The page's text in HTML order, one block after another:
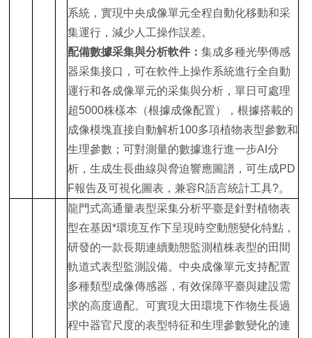
系統，實現中央成像單元全程自動化移動和采
集運行，減少人工操作誤差。
配備數據采集與分析軟件：集成多種光學傳感
器采集接口，可在軟件上操作系統進行全自動
運行和各成像單元的采集與分析，單日可處理
超5000株樣本（根據成像配置），根據搭載的
成像模塊直接自動解析100多項植物表型參數和
生理參數；可對測量的數據進行進一步AI分
析，生成生長曲線與脅迫響應圖譜，可生成PD
F報告及可視化圖表，兼容R語言統計工具?。
龍門式高通量表型采集分析平臺是針對植物表
型在基因*環境互作下呈現時空動態變化特點，
研發的一款長期連續動態監測植株表型的田間
軌道式表型監測設備。中央成像單元支持配置
多種類型成像傳感器，有效保障平臺與建設需
求的高度適配。可實現大田環境下作物生長過
程中器官尺度的表型特征和生理參數變化的連